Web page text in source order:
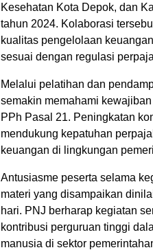
Kesehatan Kota Depok, dan
tahun 2024. Kolaborasi
kualitas pengelolaan
sesuai dengan regulasi
Melalui pelatihan dan
semakin memahami
PPh Pasal 21. Peningkatan
mendukung kepatuhan
keuangan di lingkungan
Antusiasme peserta selama
materi yang disampaikan
hari. PNJ berharap kegiatan
kontribusi perguruan tinggi
manusia di sektor